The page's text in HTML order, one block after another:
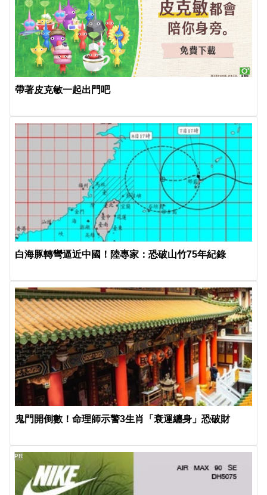
帶著皮克敏一起出門吧
白海豚轉彎逼近中國！陸專家：恐破山竹75年紀錄
鬼門開倒數！命理師示警3生肖「衰運纏身」恐破財
PR